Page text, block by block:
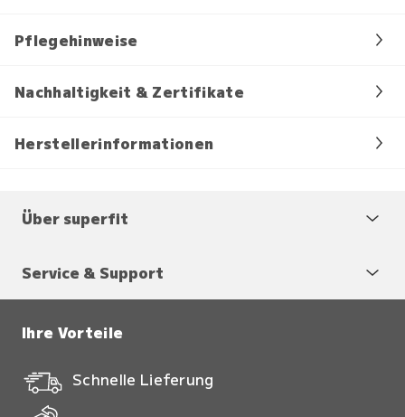
Pflegehinweise
Nachhaltigkeit & Zertifikate
Herstellerinformationen
Über superfit
Service & Support
Ihre Vorteile
Schnelle Lieferung